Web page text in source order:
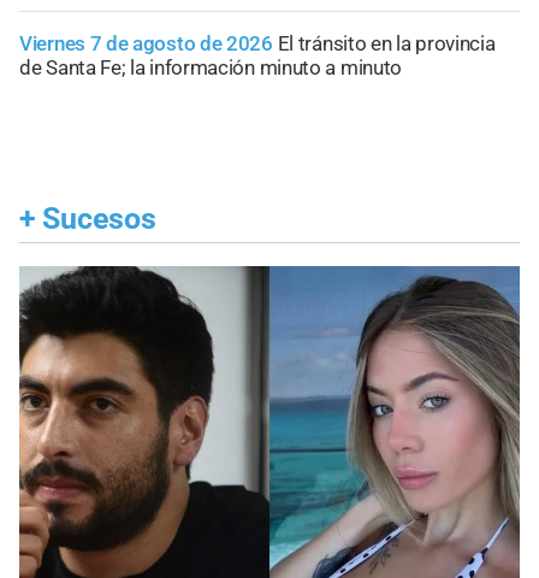
Viernes 7 de agosto de 2026 El tránsito en la provincia
de Santa Fe; la información minuto a minuto
+ Sucesos